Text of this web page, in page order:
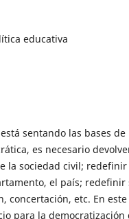
educativa
sentando las bases de
es necesario
la sociedad civil;
el país; redefinir
concertación, etc. En
para la democratización